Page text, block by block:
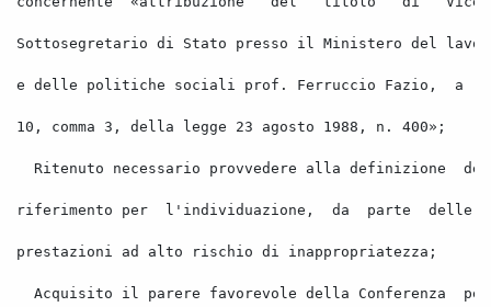
Sottosegretario di Stato presso il Ministero del
e delle politiche sociali prof. Ferruccio Fazio, a
10, comma 3, della legge 23 agosto 1988, n. 400»;
Ritenuto necessario provvedere alla definizione dei
riferimento per l'individuazione, da parte delle
prestazioni ad alto rischio di inappropriatezza;
Acquisito il parere favorevole della Conferenza